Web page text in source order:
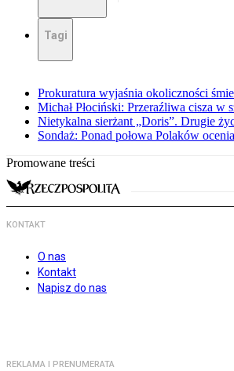
Tagi
Prokuratura wyjaśnia okoliczności
Michał Płociński: Przeraźliwa cisza
Nietykalna sierżant „Doris”. Drugie
Sondaż: Ponad połowa Polaków
Promowane treści
KONTAKT
O nas
Kontakt
Napisz do nas
REKLAMA I PRENUMERATA